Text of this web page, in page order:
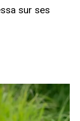
sur ses